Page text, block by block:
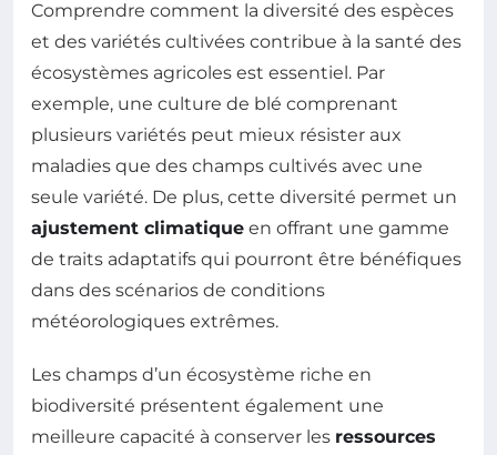
Comprendre comment la diversité des espèces
et des variétés cultivées contribue à la santé des
écosystèmes agricoles est essentiel. Par
exemple, une culture de blé comprenant
plusieurs variétés peut mieux résister aux
maladies que des champs cultivés avec une
seule variété. De plus, cette diversité permet un
ajustement climatique en offrant une gamme
de traits adaptatifs qui pourront être bénéfiques
dans des scénarios de conditions
météorologiques extrêmes.
Les champs d’un écosystème riche en
biodiversité présentent également une
meilleure capacité à conserver les ressources